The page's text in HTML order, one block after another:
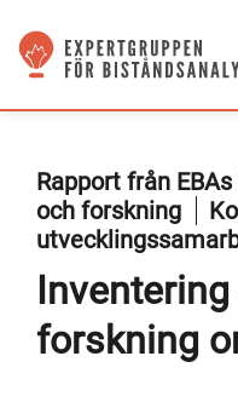
Rapport från
och forskning
forskning